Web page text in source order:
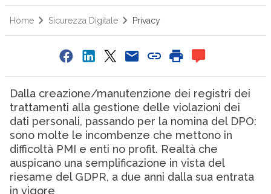
Home Sicurezza Digitale Privacy
Dalla creazione/manutenzione dei registri dei
trattamenti alla gestione delle violazioni dei
dati personali, passando per la nomina del DPO:
sono molte le incombenze che mettono in
difficoltà PMI e enti no profit. Realtà che
auspicano una semplificazione in vista del
riesame del GDPR, a due anni dalla sua entrata
in vigore